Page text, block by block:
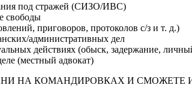
под стражей (СИЗО/ИВС)
свободы
приговоров, протоколов с/з и т. д.)
административных дел
действиях (обыск, задержание,
(местный адвокат)
НА КОМАНДИРОВКАХ И СМОЖЕТЕ